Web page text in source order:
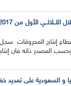
الثــلاثــي الأول من 2017
و السعودية على تمديد